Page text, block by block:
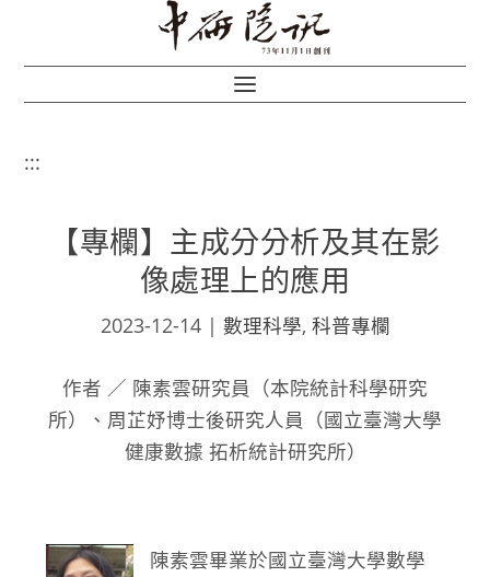
:::
【專欄】主成分分析及其在影
像處理上的應用
2023-12-14| 數理科學, 科普專欄
作者 ／ 陳素雲研究員（本院統計科學研究
所）、周芷妤博士後研究人員（國立臺灣大學
健康數據 拓析統計研究所）
陳素雲畢業於國立臺灣大學數學